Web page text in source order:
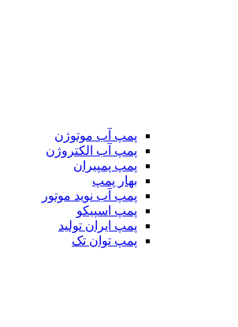
پمپ آب موتوژن
پمپ آب الکتروژن
پمپ پمپیران
بهار پمپ
پمپ آب نوید موتور
پمپ اسپیکو
پمپ ایران تولید
پمپ توان تک